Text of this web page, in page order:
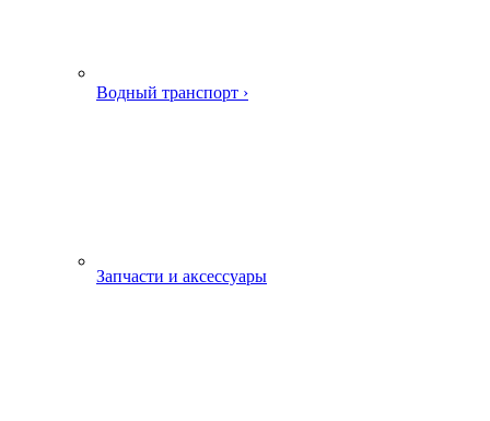
Водный транспорт ›
Запчасти и аксессуары